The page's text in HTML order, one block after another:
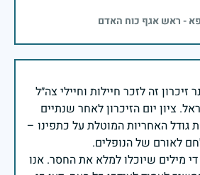
- ראש אגף כוח האדם
זה לזכר חיילות וחיילי צה״ל
ציון יום הזיכרון לאחר שנתיים
האחריות המוטלת על כתפינו –
מילים שיוכלו למלא את החסר. אנו